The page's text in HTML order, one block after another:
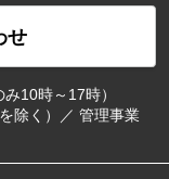
せ
10時～17時）
除く）／ 管理事業